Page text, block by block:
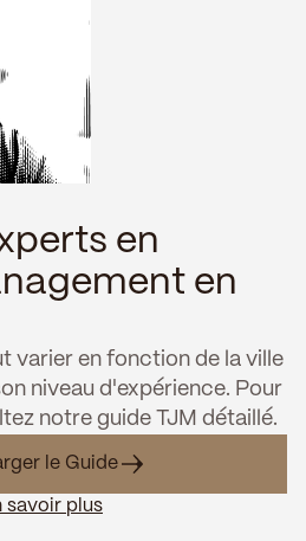
en
en
varier en fonction de la ville
niveau d'expérience. Pour
notre guide TJM détaillé.
le Guide
savoir plus